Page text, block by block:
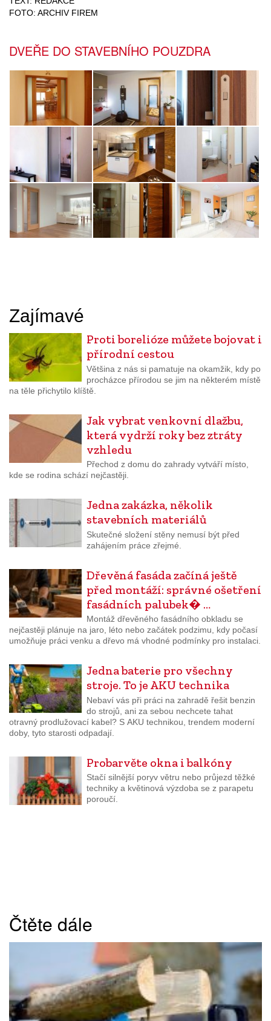
FOTO: ARCHIV FIREM
DVEŘE DO STAVEBNÍHO POUZDRA
Zajímavé
Proti borelióze můžete bojovat i
přírodní cestou
Většina z nás si pamatuje na okamžik, kdy po
procházce přírodou se jim na některém místě
na těle přichytilo klíště.
Jak vybrat venkovní dlažbu,
která vydrží roky bez ztráty
vzhledu
Přechod z domu do zahrady vytváří místo,
kde se rodina schází nejčastěji.
Jedna zakázka, několik
stavebních materiálů
Skutečné složení stěny nemusí být před
zahájením práce zřejmé.
Dřevěná fasáda začíná ještě
před montáží: správné ošetření
fasádních palubek� …
Montáž dřevěného fasádního obkladu se
nejčastěji plánuje na jaro, léto nebo začátek podzimu, kdy počasí
umožňuje práci venku a dřevo má vhodné podmínky pro instalaci.
Jedna baterie pro všechny
stroje. To je AKU technika
Nebaví vás při práci na zahradě řešit benzin
do strojů, ani za sebou nechcete tahat
otravný prodlužovací kabel? S AKU technikou, trendem moderní
doby, tyto starosti odpadají.
Probarvěte okna i balkóny
Stačí silnější poryv větru nebo průjezd těžké
techniky a květinová výzdoba se z parapetu
poroučí.
Čtěte dále